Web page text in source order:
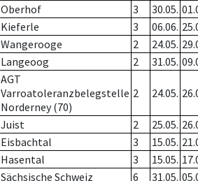
Oberhof 3 30.05.
Kieferle 3 06.06.
Wangerooge 2 24.05.
Langeoog 2 31.05.
AGT
Varroatoleranzbelegstelle
Norderney (70)
2 24.05.
Juist 2 25.05.
Eisbachtal 3 15.05.
Hasental 3 15.05.
Sächsische Schweiz 6 31.05.